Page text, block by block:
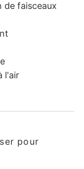
de faisceaux
l'air
pour